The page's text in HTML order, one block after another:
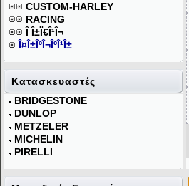
CUSTOM-HARLEY
RACING
Î Î±Ï€Î¹Î¬
Î¤Î±ÎºÎ¬ÎºÎ¹Î±
Κατασκευαστές
BRIDGESTONE
DUNLOP
METZELER
MICHELIN
PIRELLI